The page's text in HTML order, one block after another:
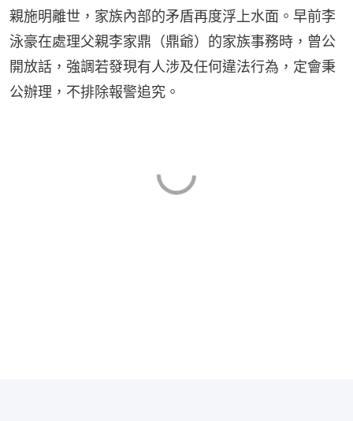
親施明離世，家族內部的矛盾再度浮上水面。早前李
泳豪在處理父親李家鼎（鼎爺）的家族事務時，曾公
開放話，強調若發現有人涉及任何違法行為，定會秉
公辦理，不排除報警追究。